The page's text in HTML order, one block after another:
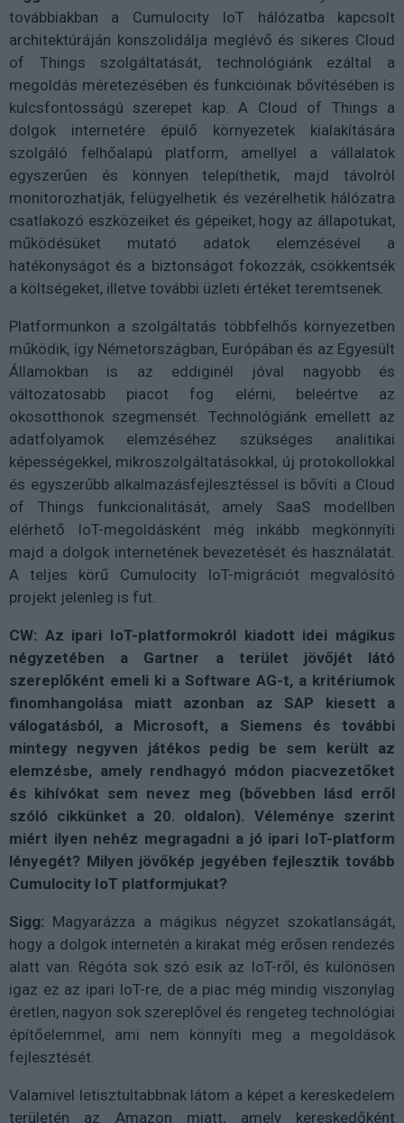
továbbiakban a Cumulocity IoT hálózatba kapcsolt
architektúráján konszolidálja meglévő és sikeres Cloud
of Things szolgáltatását, technológiánk ezáltal a
megoldás méretezésében és funkcióinak bővítésében is
kulcsfontosságú szerepet kap. A Cloud of Things a
dolgok internetére épülő környezetek kialakítására
szolgáló felhőalapú platform, amellyel a vállalatok
egyszerűen és könnyen telepíthetik, majd távolról
monitorozhatják, felügyelhetik és vezérelhetik hálózatra
csatlakozó eszközeiket és gépeiket, hogy az állapotukat,
működésüket mutató adatok elemzésével a
hatékonyságot és a biztonságot fokozzák, csökkentsék
a költségeket, illetve további üzleti értéket teremtsenek.
Platformunkon a szolgáltatás többfelhős környezetben
működik, így Németországban, Európában és az Egyesült
Államokban is az eddiginél jóval nagyobb és
változatosabb piacot fog elérni, beleértve az
okosotthonok szegmensét. Technológiánk emellett az
adatfolyamok elemzéséhez szükséges analitikai
képességekkel, mikroszolgáltatásokkal, új protokollokkal
és egyszerűbb alkalmazásfejlesztéssel is bővíti a Cloud
of Things funkcionalitását, amely SaaS modellben
elérhető IoT-megoldásként még inkább megkönnyíti
majd a dolgok internetének bevezetését és használatát.
A teljes körű Cumulocity IoT-migrációt megvalósító
projekt jelenleg is fut.
CW: Az ipari IoT-platformokról kiadott idei mágikus
négyzetében a Gartner a terület jövőjét látó
szereplőként emeli ki a Software AG-t, a kritériumok
finomhangolása miatt azonban az SAP kiesett a
válogatásból, a Microsoft, a Siemens és további
mintegy negyven játékos pedig be sem került az
elemzésbe, amely rendhagyó módon piacvezetőket
és kihívókat sem nevez meg (bővebben lásd erről
szóló cikkünket a 20. oldalon). Véleménye szerint
miért ilyen nehéz megragadni a jó ipari IoT-platform
lényegét? Milyen jövőkép jegyében fejlesztik tovább
Cumulocity IoT platformjukat?
Sigg: Magyarázza a mágikus négyzet szokatlanságát,
hogy a dolgok internetén a kirakat még erősen rendezés
alatt van. Régóta sok szó esik az IoT-ről, és különösen
igaz ez az ipari IoT-re, de a piac még mindig viszonylag
éretlen, nagyon sok szereplővel és rengeteg technológiai
építőelemmel, ami nem könnyíti meg a megoldások
fejlesztését.
Valamivel letisztultabbnak látom a képet a kereskedelem
területén az Amazon miatt, amely kereskedőként